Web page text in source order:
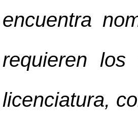
encuentra
requieren los
licenciatura,